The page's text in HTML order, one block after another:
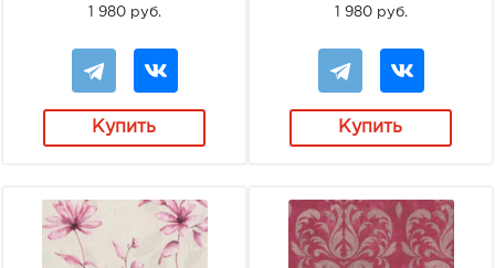
1 980 руб.
Купить
1 980 руб.
Купить